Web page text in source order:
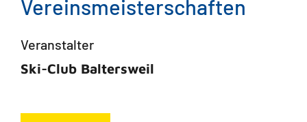
Vereinsmeisterschaften
Veranstalter
Ski-Club Baltersweil